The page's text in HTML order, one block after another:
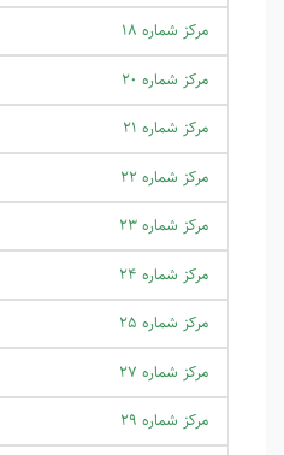
مرکز شماره 18
مرکز شماره 20
مرکز شماره 21
مرکز شماره 22
مرکز شماره 23
مرکز شماره 24
مرکز شماره 25
مرکز شماره 27
مرکز شماره 29